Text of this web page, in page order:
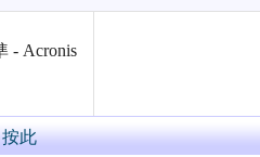
- Acronis
按此